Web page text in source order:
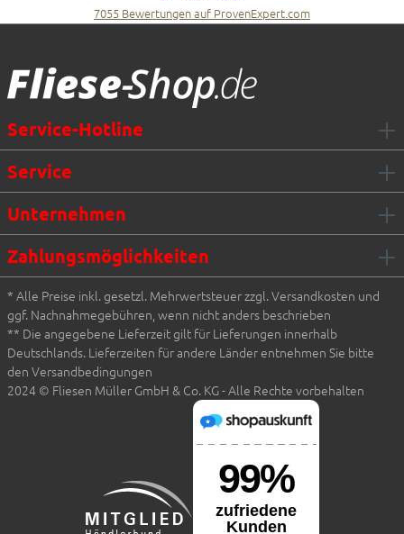
7055 Bewertungen auf ProvenExpert.com
Service-Hotline
Service
Unternehmen
Zahlungsmöglichkeiten
* Alle Preise inkl. gesetzl. Mehrwertsteuer zzgl. Versandkosten und
ggf. Nachnahmegebühren, wenn nicht anders beschrieben
** Die angegebene Lieferzeit gilt für Lieferungen innerhalb
Deutschlands. Lieferzeiten für andere Länder entnehmen Sie bitte
den Versandbedingungen
2024 © Fliesen Müller GmbH & Co. KG - Alle Rechte vorbehalten